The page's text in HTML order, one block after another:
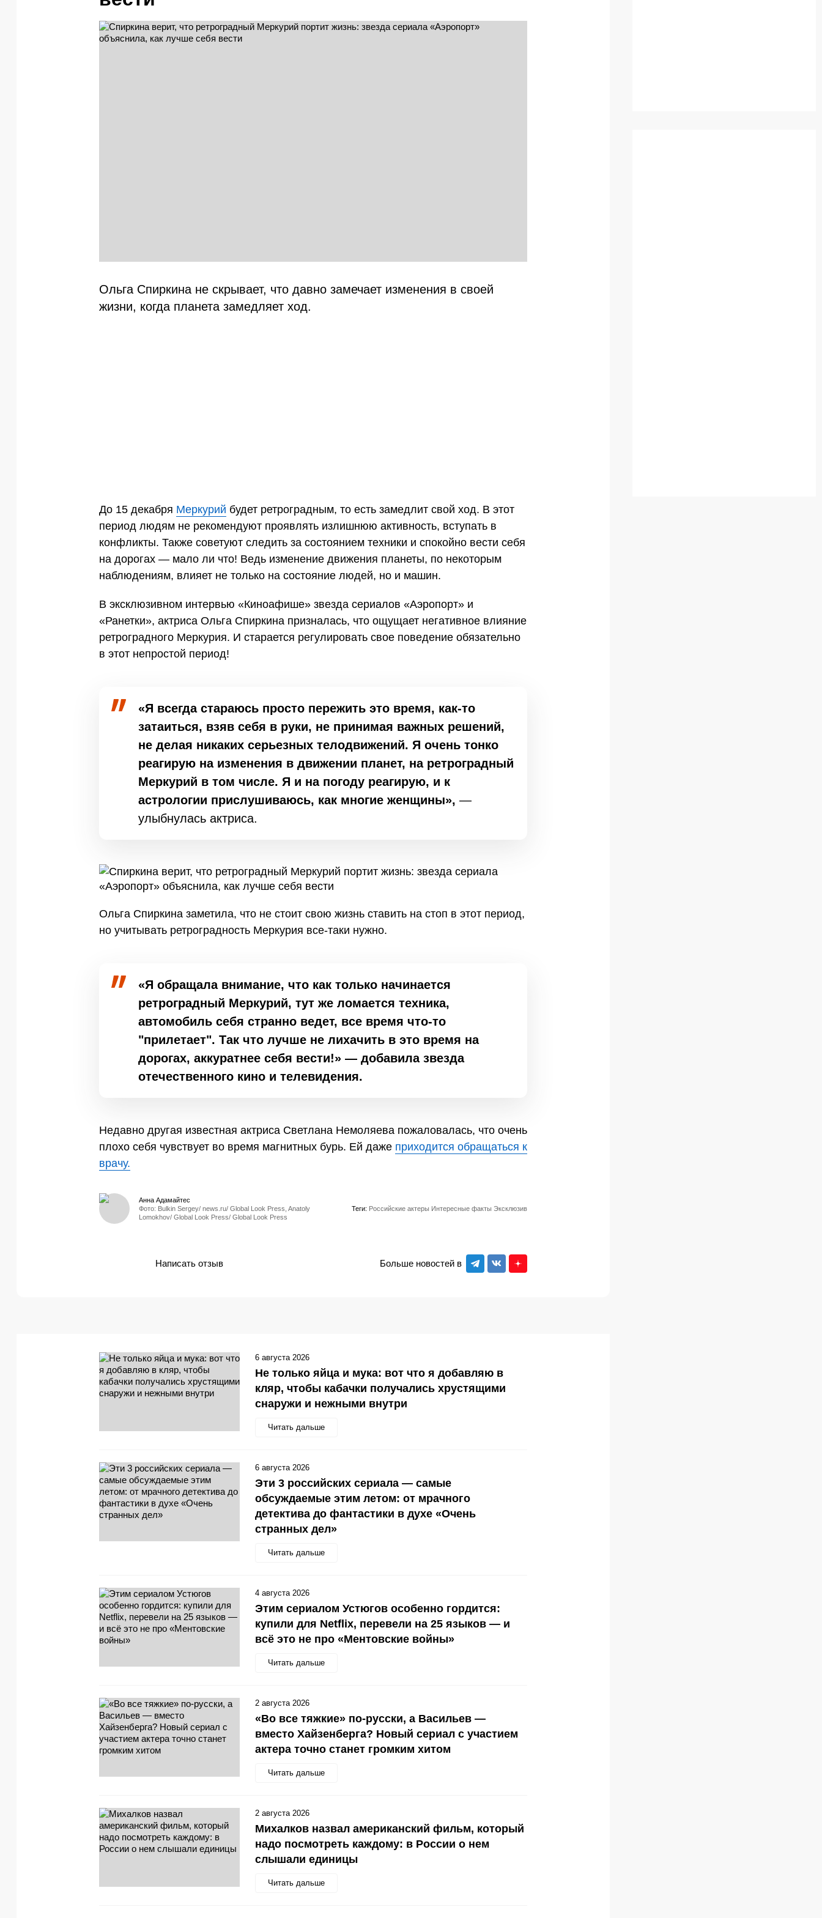
Ольга Спиркина не скрывает, что давно замечает изменения в своей
жизни, когда планета замедляет ход.
До 15 декабря Меркурий будет ретроградным, то есть замедлит свой ход. В этот
период людям не рекомендуют проявлять излишнюю активность, вступать в
конфликты. Также советуют следить за состоянием техники и спокойно вести себя
на дорогах — мало ли что! Ведь изменение движения планеты, по некоторым
наблюдениям, влияет не только на состояние людей, но и машин.
В эксклюзивном интервью «Киноафише» звезда сериалов «Аэропорт» и
«Ранетки», актриса Ольга Спиркина призналась, что ощущает негативное влияние
ретроградного Меркурия. И старается регулировать свое поведение обязательно
в этот непростой период!
«Я всегда стараюсь просто пережить это время, как-то
затаиться, взяв себя в руки, не принимая важных решений,
не делая никаких серьезных телодвижений. Я очень тонко
реагирую на изменения в движении планет, на ретроградный
Меркурий в том числе. Я и на погоду реагирую, и к
астрологии прислушиваюсь, как многие женщины», —
улыбнулась актриса.
Ольга Спиркина заметила, что не стоит свою жизнь ставить на стоп в этот период,
но учитывать ретроградность Меркурия все-таки нужно.
«Я обращала внимание, что как только начинается
ретроградный Меркурий, тут же ломается техника,
автомобиль себя странно ведет, все время что-то
"прилетает". Так что лучше не лихачить в это время на
дорогах, аккуратнее себя вести!» — добавила звезда
отечественного кино и телевидения.
Недавно другая известная актриса Светлана Немоляева пожаловалась, что очень
плохо себя чувствует во время магнитных бурь. Ей даже приходится обращаться к
врачу.
Фото: Bulkin Sergey/ news.ru/ Global Look Press, Anatoly
Lomokhov/ Global Look Press/ Global Look Press
Анна Адамайтес
Теги: Российские актеры Интересные факты Эксклюзив
Больше новостей в
Написать отзыв
Не только яйца и мука: вот что я добавляю в
кляр, чтобы кабачки получались хрустящими
снаружи и нежными внутри
Читать дальше
6 августа 2026
Эти 3 российских сериала — самые
обсуждаемые этим летом: от мрачного
детектива до фантастики в духе «Очень
странных дел»
Читать дальше
6 августа 2026
Этим сериалом Устюгов особенно гордится:
купили для Netflix, перевели на 25 языков — и
всё это не про «Ментовские войны»
Читать дальше
4 августа 2026
«Во все тяжкие» по-русски, а Васильев —
вместо Хайзенберга? Новый сериал с участием
актера точно станет громким хитом
Читать дальше
2 августа 2026
Михалков назвал американский фильм, который
надо посмотреть каждому: в России о нем
слышали единицы
Читать дальше
2 августа 2026